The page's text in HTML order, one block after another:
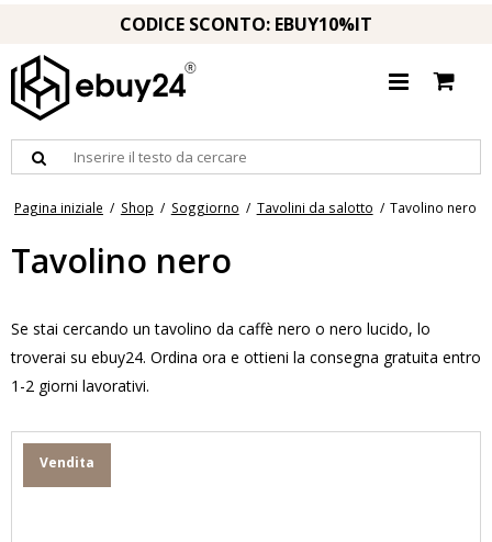
CODICE SCONTO: EBUY10%IT
Pagina iniziale / Shop / Soggiorno / Tavolini da salotto / Tavolino nero
Tavolino nero
Se stai cercando un tavolino da caffè nero o nero lucido, lo
troverai su ebuy24. Ordina ora e ottieni la consegna gratuita entro
1-2 giorni lavorativi.
Vendita